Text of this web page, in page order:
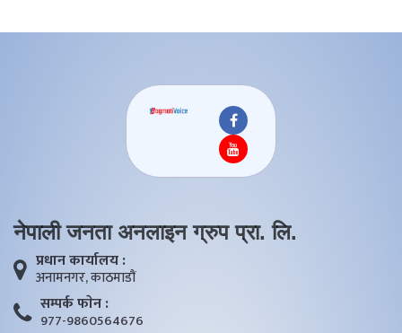
नेपाली जनता अनलाइन ग्रुप प्रा. लि.
प्रधान कार्यालय :
अनामनगर, काठमाडाैं
सम्पर्क फाेन :
977-9860564676